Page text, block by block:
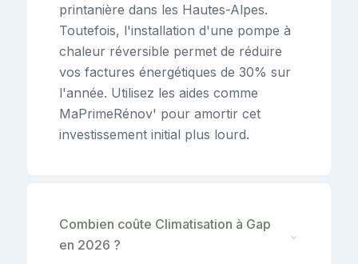
printanière dans les Hautes-Alpes.
Toutefois, l'installation d'une pompe à
chaleur réversible permet de réduire
vos factures énergétiques de 30% sur
l'année. Utilisez les aides comme
MaPrimeRénov' pour amortir cet
investissement initial plus lourd.
Combien coûte Climatisation à Gap
en 2026 ?
⌄